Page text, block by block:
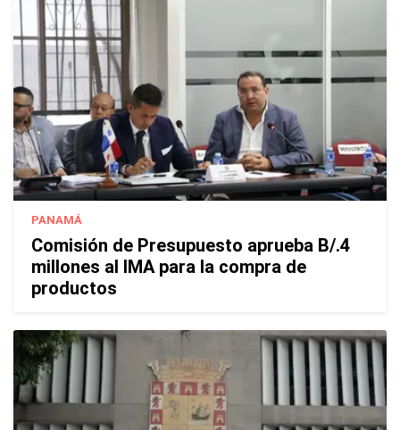
PANAMÁ
Comisión de Presupuesto aprueba B/.4
millones al IMA para la compra de
productos